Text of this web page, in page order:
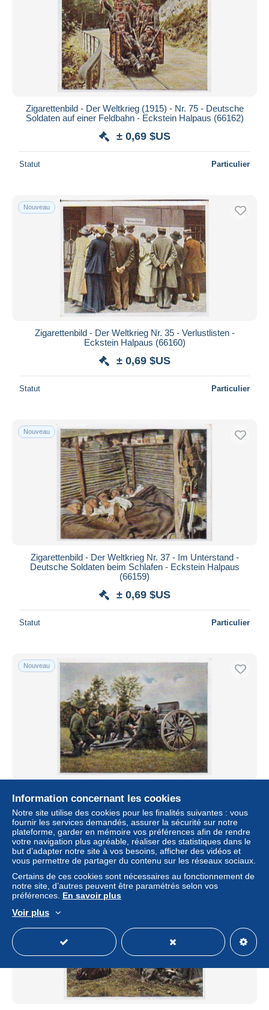
Zigarettenbild - Der Weltkrieg (1915) - Nr. 75 - Deutsche
Soldaten auf einer Feldbahn - Eckstein Halpaus (66162)
± 0,69 $US
Statut Particulier
Nouveau
Zigarettenbild - Der Weltkrieg Nr. 35 - Verlustlisten -
Eckstein Halpaus (66160)
± 0,69 $US
Statut Particulier
Nouveau
Zigarettenbild - Der Weltkrieg Nr. 37 - Im Unterstand -
Deutsche Soldaten beim Schlafen - Eckstein Halpaus
(66159)
± 0,69 $US
Statut Particulier
Nouveau
Artillerie - Eckstein Halpaus (66158)
± 0,69 $US
Statut Particulier
Nouveau
Information concernant les cookies
Notre site utilise des cookies pour les finalités suivantes : vous
fournir les services demandés, assurer la sécurité sur notre
plateforme, garder en mémoire vos préférences afin de rendre
votre navigation plus agréable, réaliser des statistiques dans le
but d’adapter notre site à vos besoins, afficher des vidéos et
vous permettre de partager du contenu sur les réseaux sociaux.
Certains de ces cookies sont nécessaires au fonctionnement de
notre site, d’autres peuvent être paramétrés selon vos
préférences. En savoir plus
Voir plus